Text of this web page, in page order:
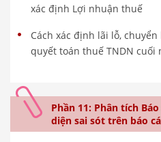
xác định Lợi nhuận thuế
Cách xác định lãi lỗ,
quyết toán thuế TNDN cuối
Phần 11: Phân tích
diện sai sót trên báo